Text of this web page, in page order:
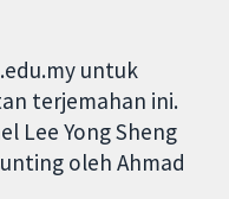
untuk
terjemahan ini.
Lee Yong Sheng
oleh Ahmad